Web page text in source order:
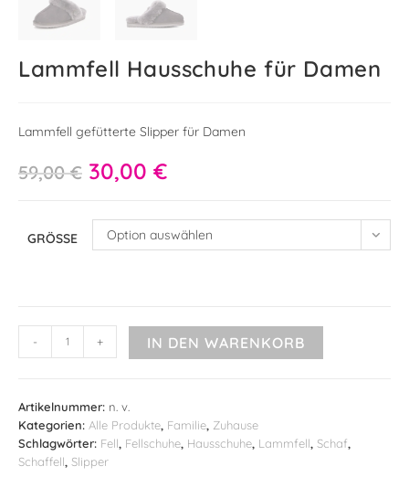
Lammfell Hausschuhe für Damen
Lammfell gefütterte Slipper für Damen
59,00€ Ursprünglicher
Preis
30,00 €Aktueller
Preis
GRÖSSE Option auswählen
Lammfell
Hausschuhe
Menge
- + IN DEN WARENKORB
t
e
r
n
Artikelnummer: n. v.
Kategorien: Alle Produkte, Familie, Zuhause
Schlagwörter: Fell, Fellschuhe, Hausschuhe, Lammfell, Schaf,
Schaffell, Slipper